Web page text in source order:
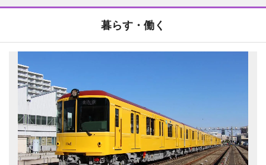
暮らす・働く